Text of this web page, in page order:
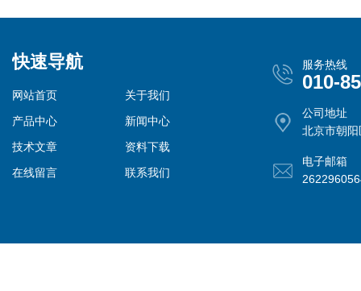
快速导航
网站首页
关于我们
产品中心
新闻中心
技术文章
资料下载
在线留言
联系我们
服务热线
010-
公司地址
北京市朝
电子邮箱